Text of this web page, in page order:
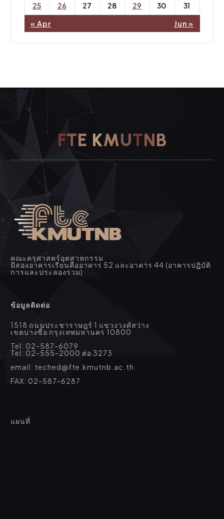
25
26 27 28 29 30 31
« Apr Jun »
FTE KMUTNB
คณะครุศาสตร์อุตสาหกรรม
มีสองอาคารเรียนคืออาคาร 52 และอาคาร 44 (อาคารปฏิบัติ
การและประลองรวม)
ข้อมูลติดต่อ
1518 ถนนประชาราษฎร์ 1 แขวงวงศ์สว่าง
เขตบางซื่อ กรุงเทพมหานคร 10800
Tel: 02-587-6079
Tel: 02-555-2000 ต่อ 3273
email: teched@fte.kmutnb.ac.th
FAX: 02-587-6287
แผนที่